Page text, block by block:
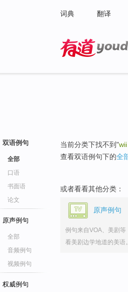
词典 翻译
双语例句
全部
口语
书面语
论文
原声例句
全部
音频例句
视频例句
权威例句
当前分类下找不到"
查看双语例句下的全
或者看看其他分类：
原声例句
例句来自VOA、美剧等
看美剧边学地道的美语。